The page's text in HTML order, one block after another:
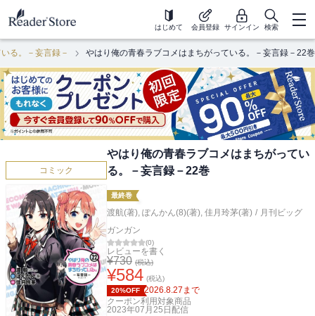
はじめて 会員登録 サインイン 検索
る。－妄言録－ やはり俺の青春ラブコメはまちがっている。－妄言録－22巻
コミック
やはり俺の青春ラブコメはまちがってい
る。－妄言録－22巻
最終巻
渡航(著), ぽんかん(8)(著), 佳月玲茅(著) / 月刊ビッグ
ガンガン
(0)
レビューを書く
¥730 (税込)
¥584 (税込)
20%OFF 2026.8.27 まで
クーポン利用対象商品
2023年07月25日 配信